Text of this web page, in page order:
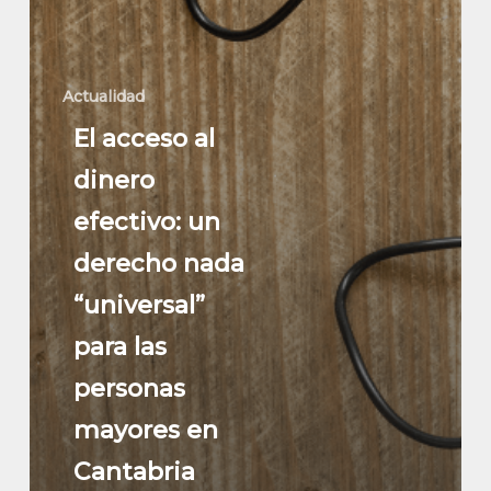
Actualidad
El acceso al
dinero
efectivo: un
derecho nada
“universal”
para las
personas
mayores en
Cantabria